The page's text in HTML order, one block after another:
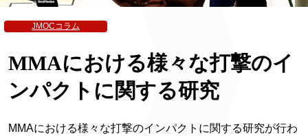
JMOCコラム
MMAにおける様々な打撃のイ
ンパクトに関する研究
MMAにおける様々な打撃のインパクトに関する研究が行わ